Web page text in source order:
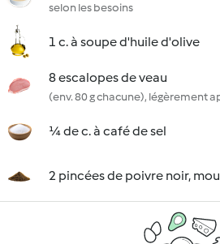
selon les besoins
1 c. à soupe d'huile d'olive
8 escalopes de veau
(env. 80 g chacune), légèrement
¼ de c. à café de sel
2 pincées de poivre noir,